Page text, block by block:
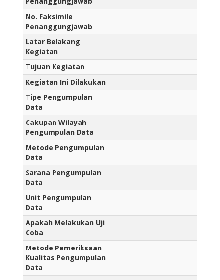
No. Faksimile
Penanggungjawab
Latar Belakang
Kegiatan
Tujuan Kegiatan
Kegiatan Ini Dilakukan
Tipe Pengumpulan
Data
Cakupan Wilayah
Pengumpulan Data
Metode Pengumpulan
Data
Sarana Pengumpulan
Data
Unit Pengumpulan
Data
Apakah Melakukan Uji
Coba
Metode Pemeriksaan
Kualitas Pengumpulan
Data